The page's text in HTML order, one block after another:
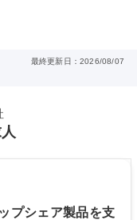
最終更新日：2026/08/07
プシェア製品を支